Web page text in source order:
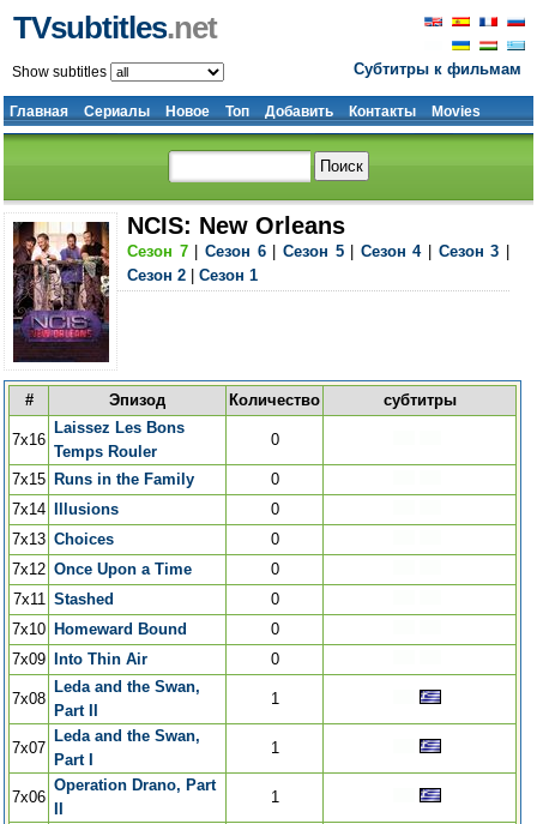
Субтитры к фильмам
TVsubtitles.net
Главная Сериалы Новое Топ Добавить Контакты Movies
Show subtitles
NCIS: New Orleans
Сезон 7| Сезон 6| Сезон 5| Сезон 4| Сезон 3
Сезон 2 |Сезон 1
# Эпизод Количество субтитры
7x16
Laissez Les Bons
Temps Rouler
0
7x15 Runs in the Family
0
7x14
Illusions
0
7x13 Choices
0
7x12 Once Upon a Time
0
7x11 Stashed
0
7x10 Homeward Bound
0
7x09
Into Thin Air 0
7x08
Leda and the Swan,
Part II
1
7x07
Leda and the Swan,
Part I
1
7x06
Operation Drano, Part
1